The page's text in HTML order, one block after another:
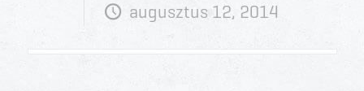
augusztus 12, 2014